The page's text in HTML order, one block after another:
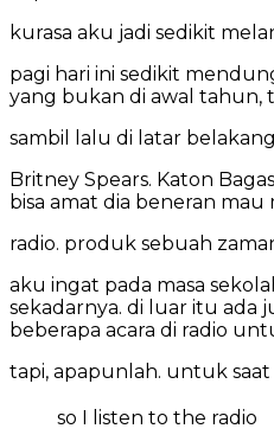
kurasa aku jadi sedikit
pagi hari ini sedikit
yang bukan di awal tahun,
sambil lalu di latar
Britney Spears. Katon
bisa amat dia beneran
radio. produk sebuah
aku ingat pada masa
sekadarnya. di luar itu ada
beberapa acara di radio
tapi, apapunlah. untuk saat
so I listen to the radio